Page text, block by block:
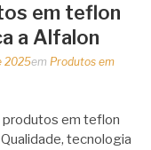
em teflon
a Alfalon
2025em Produtos em
produtos em teflon
tecnologia